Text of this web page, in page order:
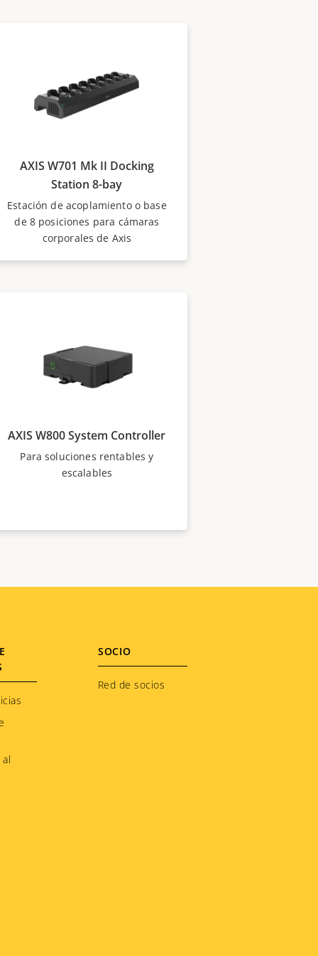
AXIS W701 Mk II Docking
Station 8-bay
Estación de acoplamiento o base
de 8 posiciones para cámaras
corporales de Axis
AXIS W800 System Controller
Para soluciones rentables y
escalables
SOCIO
Red de socios